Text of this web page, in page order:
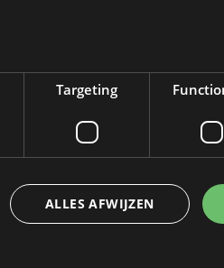
Targeting
ALLES AFWIJZEN